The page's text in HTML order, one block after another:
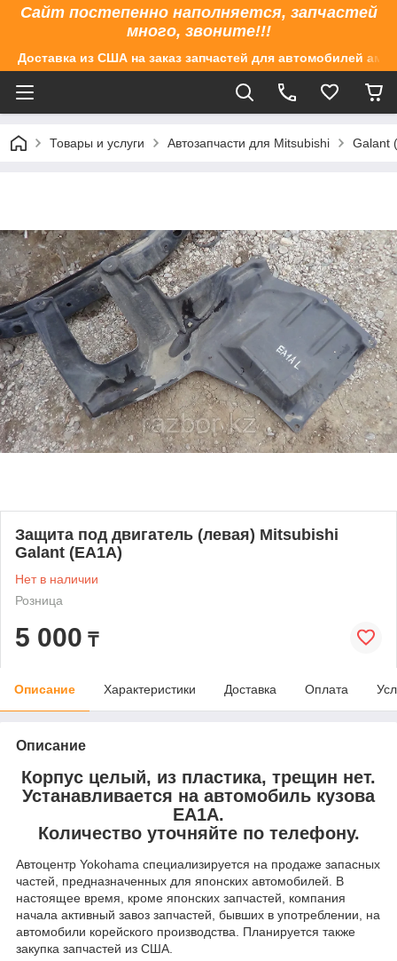
Сайт постепенно наполняется, запчастей
много, звоните!!!
Доставка из США на заказ запчастей для автомобилей
Товары и услуги Автозапчасти для Mitsubishi Galant
Защита под двигатель (левая) Mitsubishi
Galant (EA1A)
Нет в наличии
Розница
5 000 ₸
Описание Характеристики Доставка Оплата
Описание
Корпус целый, из пластика, трещин нет.
Устанавливается на автомобиль кузова
EA1A.
Количество уточняйте по телефону.
Автоцентр Yokohama специализируется на продаже запасных
частей, предназначенных для японских автомобилей. В
настоящее время, кроме японских запчастей, компания
начала активный завоз запчастей, бывших в употреблении, на
автомобили корейского производства. Планируется также
закупка запчастей из США.